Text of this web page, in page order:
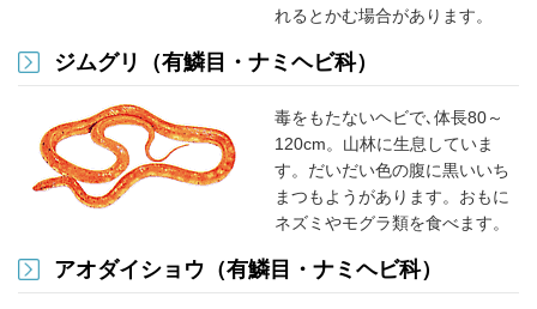
れるとかむ場合があります。
ジムグリ（有鱗目・ナミヘビ科）
毒をもたないヘビで､体長80～
120cm。山林に生息していま
す。だいだい色の腹に黒いいち
まつもようがあります。おもに
ネズミやモグラ類を食べます。
アオダイショウ（有鱗目・ナミヘビ科）